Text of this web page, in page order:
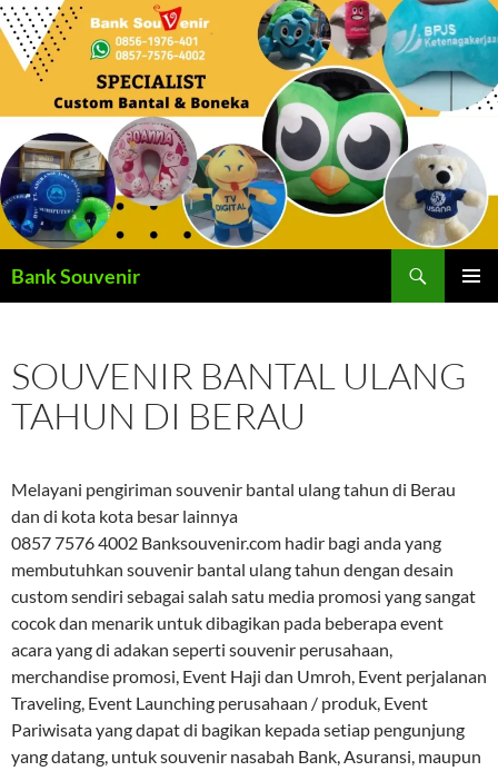
Langsung
ke
Bank Souvenir
SOUVENIR BANTAL ULANG
TAHUN DI BERAU
Melayani pengiriman souvenir bantal ulang tahun di Berau
dan di kota kota besar lainnya
0857 7576 4002 Banksouvenir.com hadir bagi anda yang
membutuhkan souvenir bantal ulang tahun dengan desain
custom sendiri sebagai salah satu media promosi yang sangat
cocok dan menarik untuk dibagikan pada beberapa event
acara yang di adakan seperti souvenir perusahaan,
merchandise promosi, Event Haji dan Umroh, Event perjalanan
Traveling, Event Launching perusahaan / produk, Event
Pariwisata yang dapat di bagikan kepada setiap pengunjung
yang datang, untuk souvenir nasabah Bank, Asuransi, maupun